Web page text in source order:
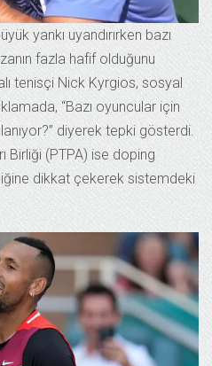
yankı uyandırırken bazı
fazla hafif olduğunu
tenisçi Nick Kyrgios, sosyal
“Bazı oyuncular için
diyerek tepki gösterdi.
Birliği (PTPA) ise doping
dikkat çekerek sistemdeki